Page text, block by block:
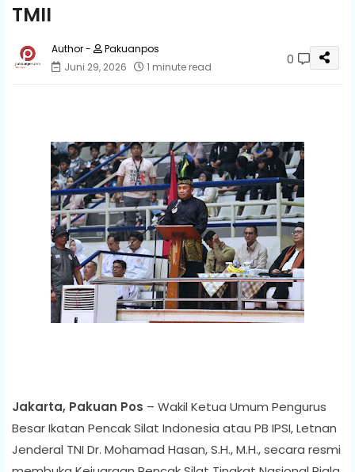
TMII
Pakuanpos
Juni 29, 2026
1 minute read 0
Jakarta, Pakuan Pos – Wakil Ketua Umum Pengurus
Besar Ikatan Pencak Silat Indonesia atau PB IPSI, Letnan
Jenderal TNI Dr. Mohamad Hasan, S.H., M.H., secara resmi